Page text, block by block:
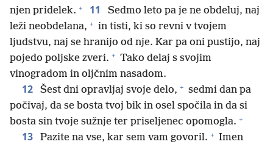
njen pridelek. + 11
Sedmo leto pa je ne obdeluj, naj
leži neobdelana, + in tisti, ki so revni v tvojem
ljudstvu, naj se hranijo od nje. Kar pa oni pustijo, naj
pojedo poljske zveri. + Tako delaj s svojim
vinogradom in oljčnim nasadom.
12 Šest dni opravljaj svoje delo, + sedmi dan pa
počivaj, da se bosta tvoj bik in osel spočila in da si
bosta sin tvoje sužnje ter priseljenec opomogla. +
13 Pazite na vse, kar sem vam govoril. + Imen